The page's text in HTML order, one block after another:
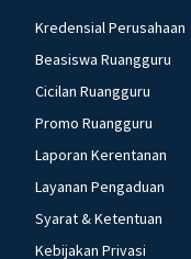
Kredensial Perusahaan
Beasiswa Ruangguru
Cicilan Ruangguru
Promo Ruangguru
Laporan Kerentanan
Layanan Pengaduan
Syarat & Ketentuan
Kebijakan Privasi